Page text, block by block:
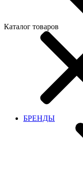
Каталог товаров
БРЕНДЫ